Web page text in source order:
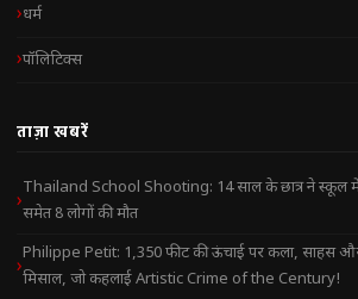
धर्म
पॉलिटिक्स
ताज़ा खबरें
Thailand School Shooting: 14 साल के छात्र ने स्कूल में
समेत 8 लोगों की मौत
Philippe Petit: 1,350 फीट की ऊंचाई पर कला, साहस
मिसाल, जो कहलाई Artistic Crime of the Century!